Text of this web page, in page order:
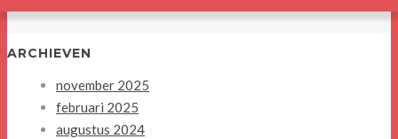
ARCHIEVEN
november 2025
februari 2025
augustus 2024